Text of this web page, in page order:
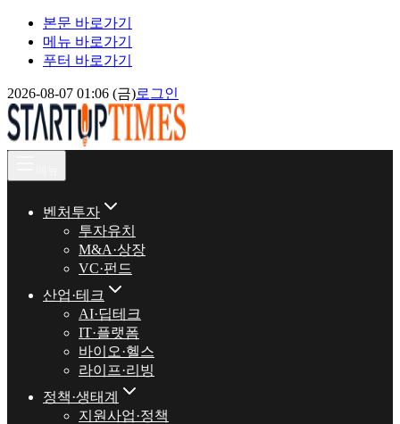
본문 바로가기
메뉴 바로가기
푸터 바로가기
2026-08-07 01:06 (금)로그인
벤처투자
투자유치
M&A·상장
VC·펀드
산업·테크
AI·딥테크
IT·플랫폼
바이오·헬스
라이프·리빙
정책·생태계
지원사업·정책